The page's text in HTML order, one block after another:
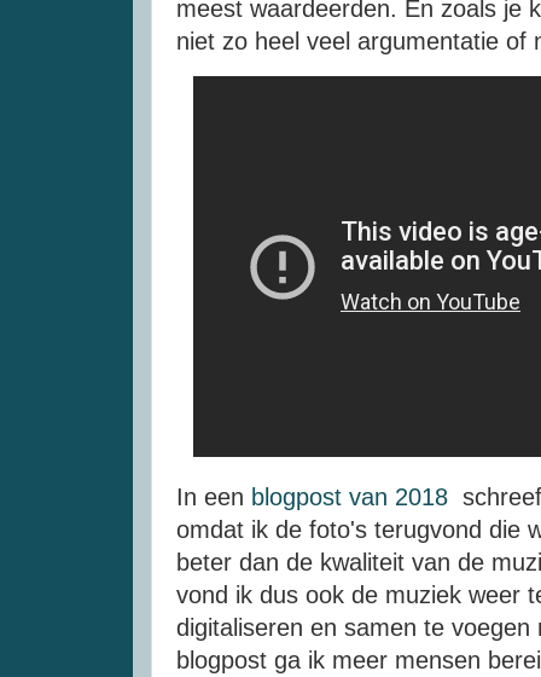
meest waardeerden. En zoals je
niet zo heel veel argumentatie of
In een blogpost van 2018
omdat ik de foto's terugvond die
beter dan de kwaliteit van de
vond ik dus ook de muziek weer
digitaliseren en samen te
blogpost ga ik meer mensen